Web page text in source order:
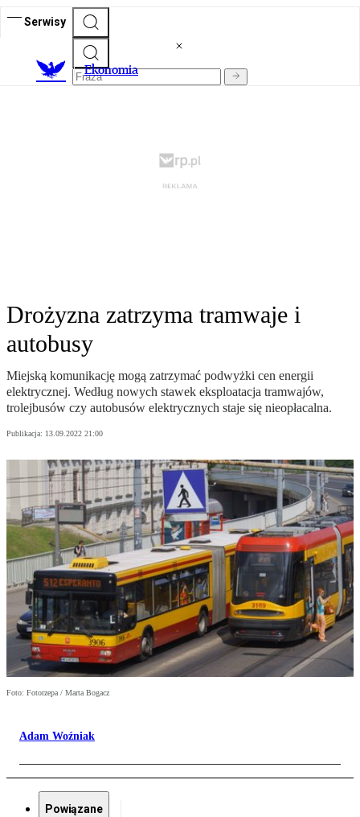
Serwisy
Ekonomia
Drożyzna zatrzyma tramwaje i
autobusy
Miejską komunikację mogą zatrzymać podwyżki cen energii
elektrycznej. Według nowych stawek eksploatacja tramwajów,
trolejbusów czy autobusów elektrycznych staje się nieopłacalna.
Publikacja: 13.09.2022 21:00
Foto: Fotorzepa / Marta Bogacz
Adam Woźniak
Powiązane